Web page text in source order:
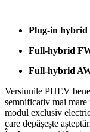
Plug-in hybrid
Full-hybrid
Full-hybrid
Versiunile PHEV
semnificativ mai mare
modul exclusiv
care depășește